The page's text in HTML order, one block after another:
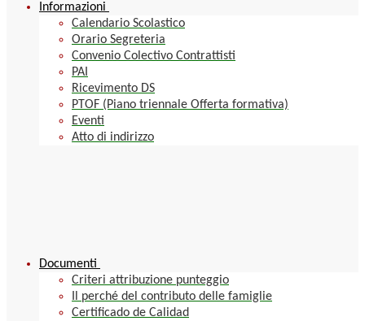
Informazioni
Calendario Scolastico
Orario Segreteria
Convenio Colectivo Contrattisti
PAI
Ricevimento DS
PTOF (Piano triennale Offerta formativa)
Eventi
Atto di indirizzo
Documenti
Criteri attribuzione punteggio
Il perché del contributo delle famiglie
Certificado de Calidad